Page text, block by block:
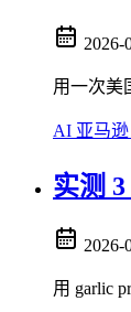
2026-
用一次美
AI 亚马逊
实测
2026-
用 garlic